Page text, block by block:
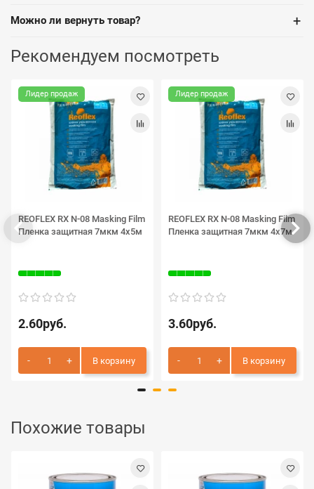
Можно ли вернуть товар? +
Рекомендуем посмотреть
Лидер продаж
REOFLEX RX N-08 Masking Film
Пленка защитная 7мкм 4х5м
2.60руб.
В корзину
Лидер продаж
REOFLEX RX N-08 Masking Film
Пленка защитная 7мкм 4х7м
3.60руб.
В корзину
Похожие товары